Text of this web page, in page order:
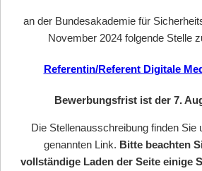
an der Bundesakademie für
November 2024 folgende Stelle
Referentin/Referent Digitale
Bewerbungsfrist ist der 7.
Die Stellenausschreibung finden Sie
genannten Link. Bitte beachten
vollständige Laden der Seite einige